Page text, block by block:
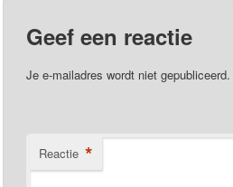
Geef een reactie
Je e-mailadres wordt niet gepubliceerd.
Reactie *